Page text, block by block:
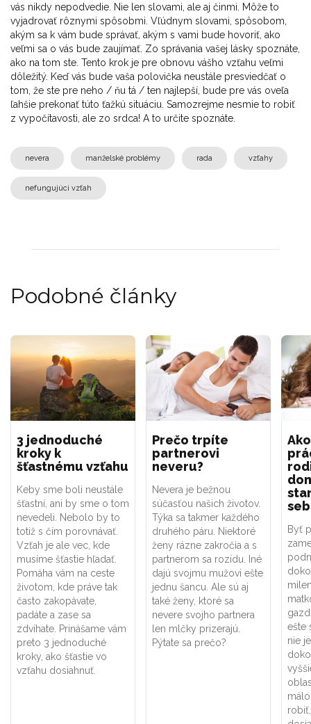
vás nikdy nepodvedie. Nie len slovami, ale aj činmi. Môže to
vyjadrovať rôznymi spôsobmi. Vľúdnym slovami, spôsobom,
akým sa k vám bude správať, akým s vami bude hovoriť, ako
veľmi sa o vás bude zaujímať. Zo správania vašej lásky spoznáte,
ako na tom ste. Tento krok je pre obnovu vášho vzťahu veľmi
dôležitý. Keď vás bude vaša polovička neustále presviedčať o
tom, že ste pre neho / ňu tá / ten najlepší, bude pre vás oveľa
ľahšie prekonať túto ťažkú ​​situáciu. Samozrejme nesmie to robiť
z vypočítavosti, ale zo srdca! A to určite spoznáte.
nevera manželské problémy rada vzťahy
nefungujúci vzťah
Podobné články
3 jednoduché
kroky k
šťastnému vzťahu
Keby sme boli neustále
šťastní, ani by sme o tom
nevedeli. Nebolo by to
totiž s čím porovnávať.
Vzťah je ale vec, kde
musíme šťastie hľadať.
Pomáha vám na ceste
životom, kde práve tak
často zakopávate,
padáte a zase sa
zdvíhate. Prinášame vám
preto 3 jednoduché
kroky, ako šťastie vo
vzťahu dosiahnuť.
Prečo trpíte
partnerovi
neveru?
Nevera je bežnou
súčasťou našich životov.
Týka sa takmer každého
druhého páru. Niektoré
ženy rázne zakročia a s
partnerom sa rozídu. Iné
dajú svojmu mužovi ešte
jednu šancu. Ale sú aj
také ženy, ktoré sa
nevere svojho partnera
len mlčky prizerajú.
Pýtate sa prečo?
Byť
ešte
nie